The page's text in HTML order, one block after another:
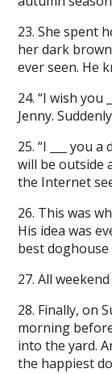
23. She spent
her dark
ever seen. He
24. “I wish you
Jenny.
25. “I ___ you
will be outside
the Internet
26. This was
His idea was
best doghouse
27. All
28. Finally, on
morning
into the yard.
the happiest